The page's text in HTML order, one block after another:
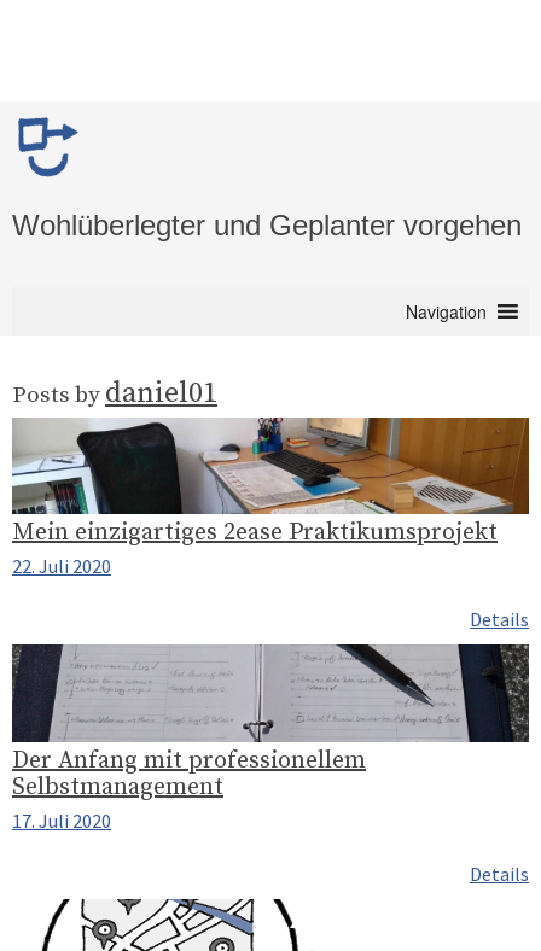
Wohlüberlegter und Geplanter vorgehen
Navigation
Posts by daniel01
Mein einzigartiges 2ease Praktikumsprojekt
22. Juli 2020
Details
Der Anfang mit professionellem
Selbstmanagement
17. Juli 2020
Details